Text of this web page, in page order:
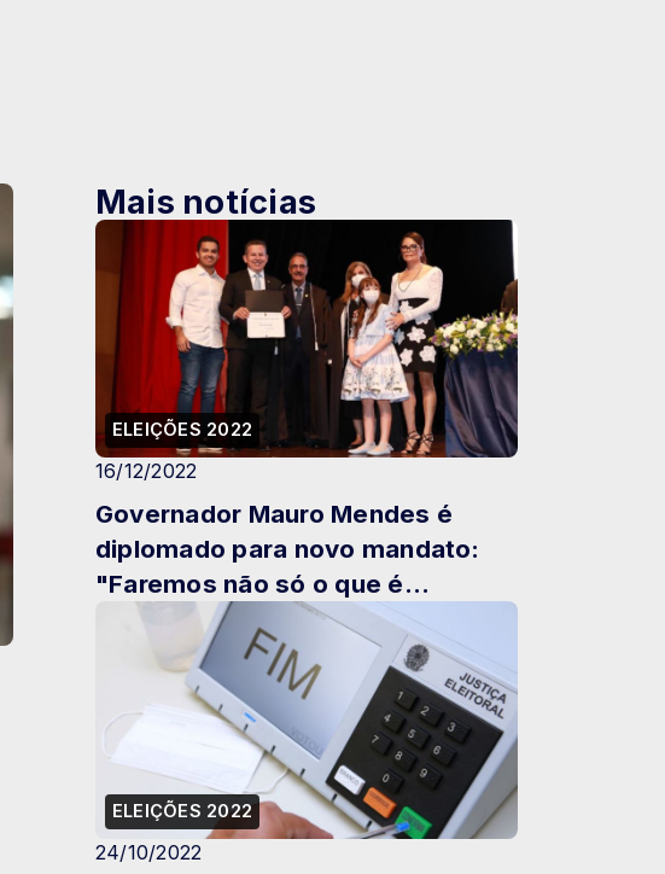
Mais notícias
ELEIÇÕES 2022
16/12/2022
Governador Mauro Mendes é
diplomado para novo mandato:
"Faremos não só o que é
possível, mas aquilo que é melhor
ELEIÇÕES 2022
24/10/2022